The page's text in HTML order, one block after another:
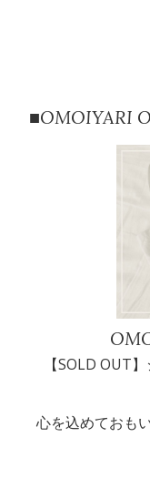
■OMOIYARI
【SOLD OUT
心を込めておも